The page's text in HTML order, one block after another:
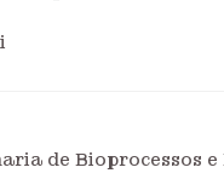
de Bioprocessos